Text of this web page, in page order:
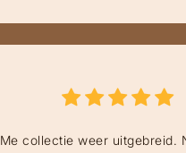
Me collectie weer uitgebreid.